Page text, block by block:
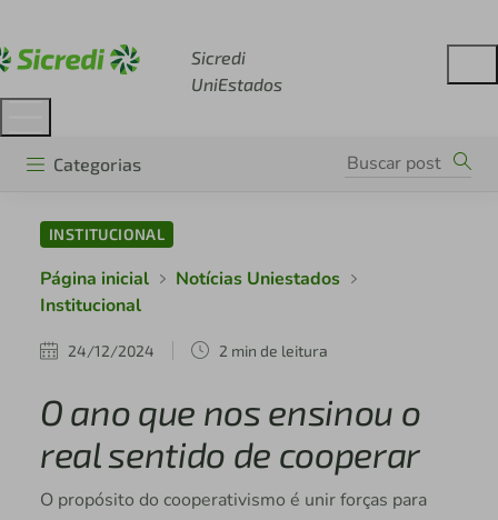
Sicredi
UniEstados
Categorias
INSTITUCIONAL
Página inicial
Notícias Uniestados
Institucional
24/12/2024 2 min de leitura
O ano que nos ensinou o
real sentido de cooperar
O propósito do cooperativismo é unir forças para